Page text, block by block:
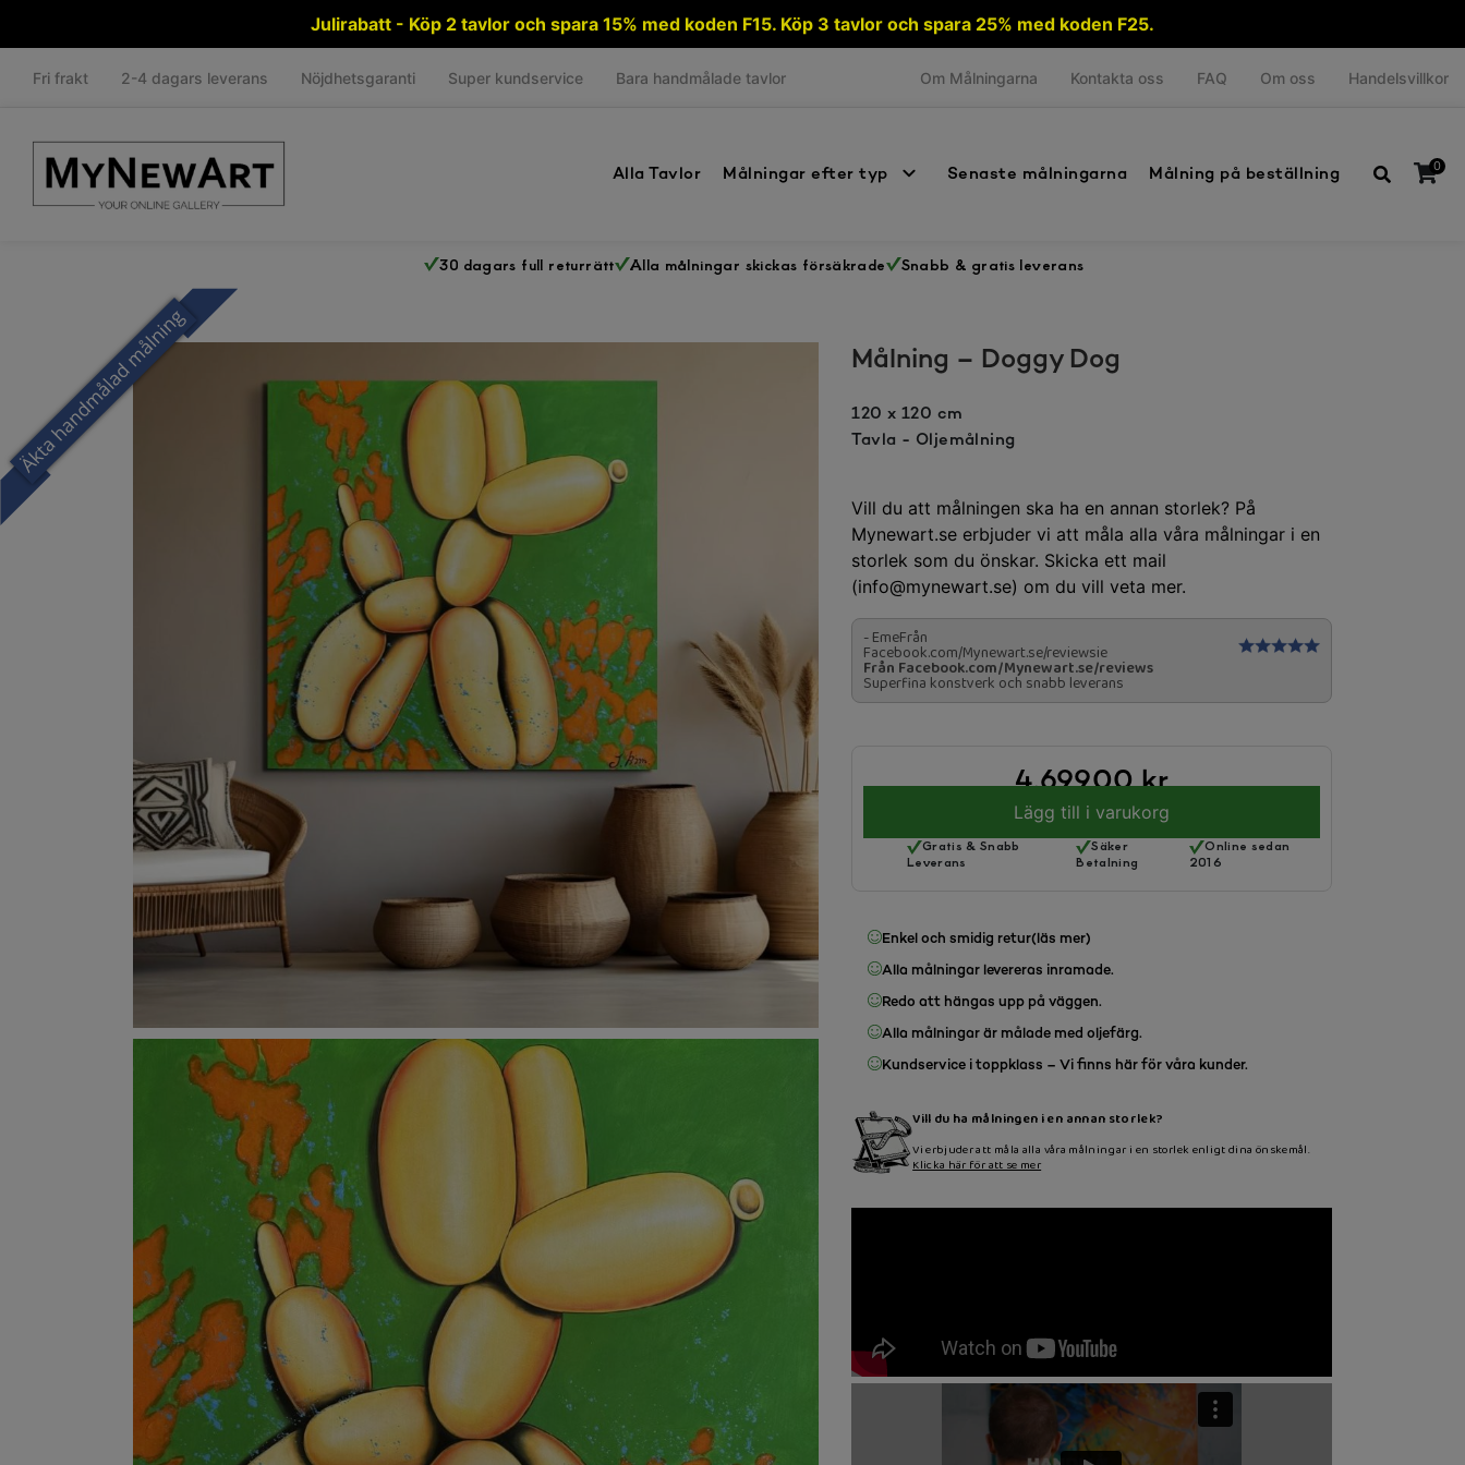
Julirabatt - Köp 2 tavlor och spara 15% med koden F15. Köp 3 tavlor och spara 25% med koden F25.
Fri frakt 2-4 dagars leverans Nöjdhetsgaranti Super kundservice Bara handmålade tavlor Om Målningarna Kontakta oss FAQ Om oss Handelsvillkor
Alla Tavlor Målningar efter typ Senaste målningarna Målning på beställning 0
30 dagars full returrätt Alla målningar skickas försäkrade Snabb & gratis leverans
Målning – Doggy Dog
120 x 120 cm
Tavla - Oljemålning
Vill du att målningen ska ha en annan storlek? På
Mynewart.se erbjuder vi att måla alla våra målningar i en
storlek som du önskar. Skicka ett mail
(info@mynewart.se) om du vill veta mer.
- EmeFrån
Facebook.com/Mynewart.se/reviewsie
Från Facebook.com/Mynewart.se/reviews
Superfina konstverk och snabb leverans
4,699.00kr
Lägg till i varukorg
Gratis & Snabb
Leverans
Säker
Betalning
Online sedan
2016
Enkel och smidig retur(läs mer)
Alla målningar levereras inramade.
Redo att hängas upp på väggen.
Alla målningar är målade med oljefärg.
Kundservice i toppklass – Vi finns här för våra kunder.
Vill du ha målningen i en annan storlek?
Vi erbjuder att måla alla våra målningar i en storlek enligt dina önskemål.
Klicka här för att se mer